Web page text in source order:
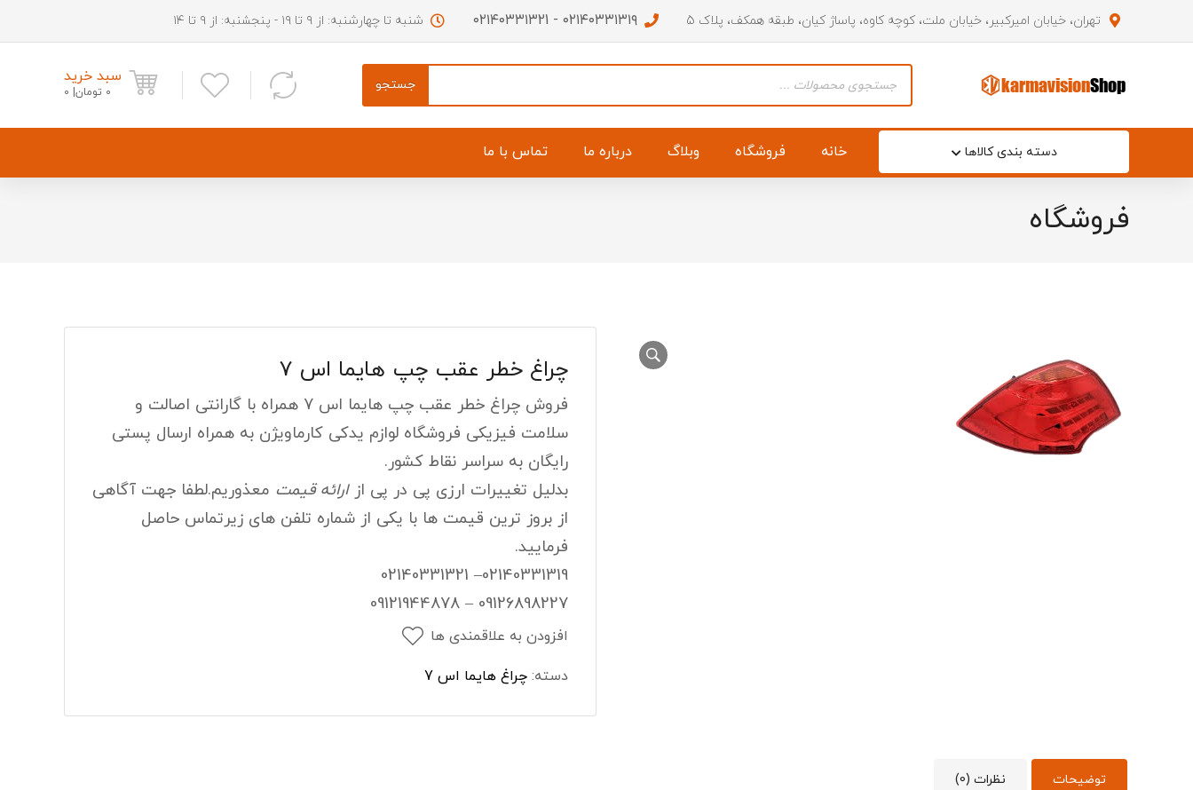
تهران، خیابان امیرکبیر، خیابان ملت، کوچه کاوه، پاساژ کیان، طبقه همکف، پلاک 5 ۰۲۱۴۰۳۳۱۳۱۹ - ۰۲۱۴۰۳۳۱۳21 شنبه تا چهارشنبه: از ۹ تا ۱۹ - پنجشنبه: از ۹ تا ۱۴
سبد خرید
0 تومان 0
search
جستجو
دسته بندی کالاها
فوم سپر جلو اچ سی کراس
سپرجلو اچ سی کراس
نگهدارنده درب کاپوت اچ سی کراس
قفل درب کاپوت اچ سی کراس
خانه فروشگاه وبلاگ درباره ما تماس با ما
فروشگاه
چراغ خطر عقب چپ هایما اس 7
فروش چراغ خطر عقب چپ هایما اس 7 همراه با گارانتی اصالت و
سلامت فیزیکی فروشگاه لوازم یدکی کارماویژن به همراه ارسال پستی
رایگان به سراسر نقاط کشور.
بدلیل تغییرات ارزی پی در پی از ارائه قیمت معذوریم.لطفا جهت آگاهی
از بروز ترین قیمت ها با یکی از شماره تلفن های زیرتماس حاصل
فرمایید.
02140331319– 02140331321
09126898227 – 09121944878
افزودن به علاقمندی ها
دسته: چراغ هایما اس 7
توضیحات نظرات (0)